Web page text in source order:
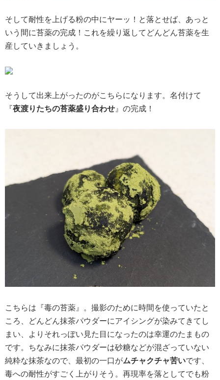
そして耐性を上げる粉の中にヤーッ！と落とせば、あっと
いう間に苔薬の完成！これを繰り返してどんどん苔薬を生
産していきましょう。
そうして出来上がったのがこちらになります。名付けて
『夜渡りたちの苔薬盛り合わせ』の完成！
こちらは『毒の苔薬』。撮影のために時間を使っていたと
ころ、どんどん抹茶パウダーにアイシングが染みてきてし
まい、よりそれっぽい見た目になったのは幸運のたまもの
です。ちなみに抹茶パウダーは砂糖などが混ざっていない
純粋な抹茶なので、最初の一口がムチャクチャ苦いです、
毒への耐性がすごく上がりそう。再現率を落としてでも粉